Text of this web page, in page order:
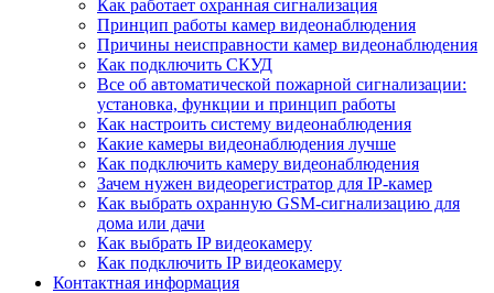
Как работает охранная сигнализация
Принцип работы камер видеонаблюдения
Причины неисправности камер видеонаблюдения
Как подключить СКУД
Все об автоматической пожарной сигнализации:
установка, функции и принцип работы
Как настроить систему видеонаблюдения
Какие камеры видеонаблюдения лучше
Как подключить камеру видеонаблюдения
Зачем нужен видеорегистратор для IP-камер
Как выбрать охранную GSM-сигнализацию для
дома или дачи
Как выбрать IP видеокамеру
Как подключить IP видеокамеру
Контактная информация